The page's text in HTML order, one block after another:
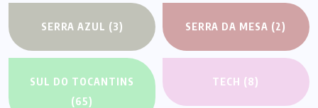
SERRA AZUL (3) SERRA DA MESA (2)
SUL DO TOCANTINS
(65)
TECH (8)